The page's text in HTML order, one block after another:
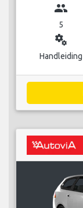
group
5
miscellaneous_services
Handleiding